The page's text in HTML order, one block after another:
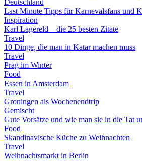
Deutschland
Last Minute Tipps für Karnevalsfans und
Inspiration
Karl Lagereld – die 25 besten Zitate
Travel
10 Dinge, die man in Katar machen muss
Travel
Prag im Winter
Food
Essen in Amsterdam
Travel
Groningen als Wochenendtrip
Gemischt
Gute Vorsätze und wie man sie in die Tat
Food
Skandinavische Küche zu Weihnachten
Travel
Weihnachtsmarkt in Berlin